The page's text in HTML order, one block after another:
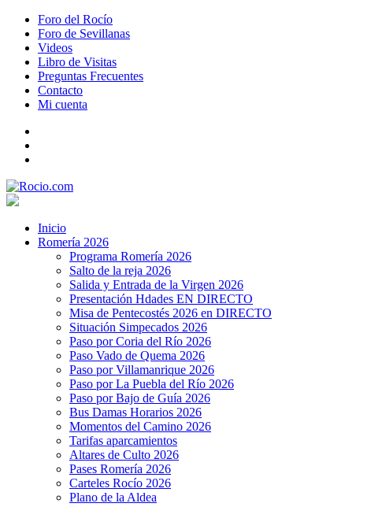
Foro del Rocío
Foro de Sevillanas
Videos
Libro de Visitas
Preguntas Frecuentes
Contacto
Mi cuenta
Inicio
Romería 2026
Programa Romería 2026
Salto de la reja 2026
Salida y Entrada de la Virgen 2026
Presentación Hdades EN DIRECTO
Misa de Pentecostés 2026 en DIRECTO
Situación Simpecados 2026
Paso por Coria del Río 2026
Paso Vado de Quema 2026
Paso por Villamanrique 2026
Paso por La Puebla del Río 2026
Paso por Bajo de Guía 2026
Bus Damas Horarios 2026
Momentos del Camino 2026
Tarifas aparcamientos
Altares de Culto 2026
Pases Romería 2026
Carteles Rocío 2026
Plano de la Aldea